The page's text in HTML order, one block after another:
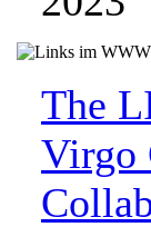
The
Virgo